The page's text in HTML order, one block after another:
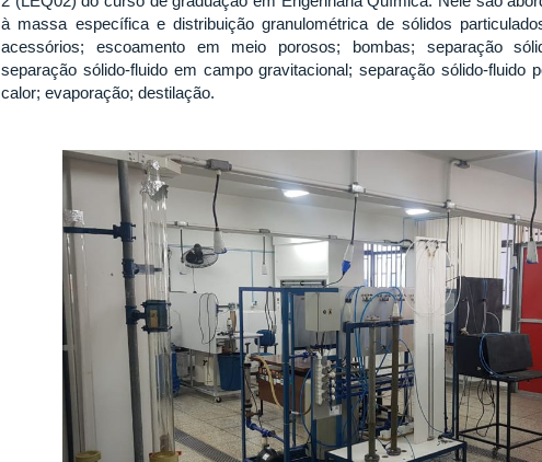
à massa específica e distribuição granulométrica de sólidos
acessórios; escoamento em meio porosos; bombas; separação
separação sólido-fluido em campo gravitacional; separação sólido-fluido
calor; evaporação; destilação.